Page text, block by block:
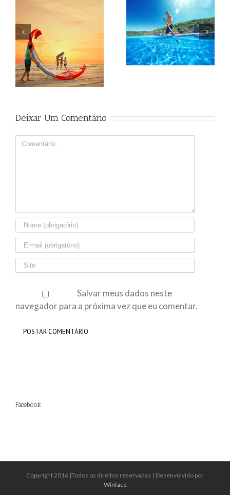
Beagle Beagle
Deixar Um Comentário
Comment
Salvar meus dados neste
navegador para a próxima vez que eu comentar.
Facebook
Copyright 2016 |Todos os direitos reservados | Desenvolvido por
Winface